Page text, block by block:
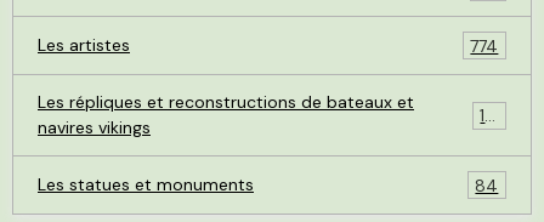
Les artistes 774
Les répliques et reconstructions de bateaux et
navires vikings
119
Les statues et monuments 84